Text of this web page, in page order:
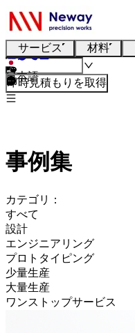
サービス 材料
日本語
即時見積もりを取得
事例集
カテゴリ：
すべて
設計
エンジニアリング
プロトタイピング
少量生産
大量生産
ワンストップサービス